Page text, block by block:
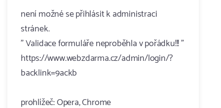
není možné se přihlásit k administraci
stránek.
" Validace formuláře neproběhla v pořádku!!! "
https://www.webzdarma.cz/admin/login/?
backlink=9ackb
prohlížeč: Opera, Chrome